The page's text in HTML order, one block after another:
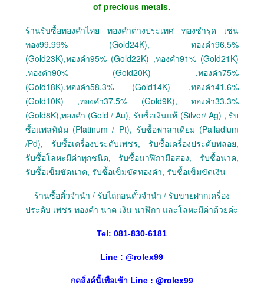
of precious metals.
ร้านรับซื้อทองคำไทย ทองคำต่างประเทศ ทองชำรุด เช่น
ทอง99.99% (Gold24K), ทองคำ96.5%
(Gold23K),ทองคำ95% (Gold22K) ,ทองคำ91% (Gold21K)
,ทองคำ90% (Gold20K) ,ทองคำ75%
(Gold18K),ทองคำ58.3% (Gold14K) ,ทองคำ41.6%
(Gold10K) ,ทองคำ37.5% (Gold9K), ทองคำ33.3%
(Gold8K),ทองคำ (Gold / Au), รับซื้อเงินแท้ (Silver/ Ag) , รับ
ซื้อแพลทินัม (Platinum / Pt), รับซื้อพาลาเดียม (Palladium
/Pd), รับซื้อเครื่องประดับเพชร, รับซื้อเครื่องประดับพลอย,
รับซื้อโลหะมีค่าทุกชนิด, รับซื้อนาฬิกามือสอง, รับซื้อนาค,
รับซื้อเข็มขัดนาค, รับซื้อเข็มขัดทองคำ, รับซื้อเข็มขัดเงิน
ร้านซื้อตั๋วจำนำ / รับไถ่ถอนตั๋วจำนำ / รับขายฝากเครื่อง
ประดับ เพชร ทองคำ นาค เงิน นาฬิกา และโลหะมีค่าด้วยค่ะ
Tel: 081-830-6181
Line : @rolex99
กดลิ่งค์นี้เพื่อเข้า Line : @rolex99